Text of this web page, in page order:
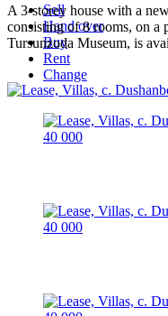
Sell
Hand over
Buy
Rent
Change
A 3-storey house with a
consisting of 8 rooms, on a
Tursunzoda Museum, is